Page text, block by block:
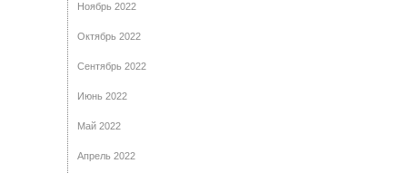
Ноябрь 2022
Октябрь 2022
Сентябрь 2022
Июнь 2022
Май 2022
Апрель 2022